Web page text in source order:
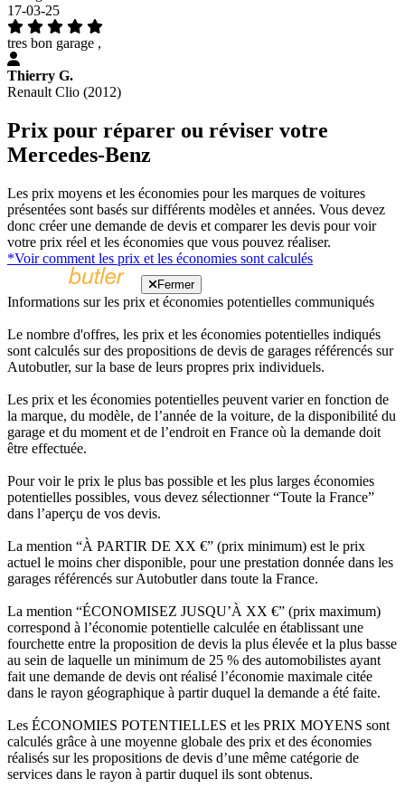
17-03-25
tres bon garage ,
Thierry G.
Renault Clio (2012)
Prix pour réparer ou réviser votre
Mercedes-Benz
Les prix moyens et les économies pour les marques de voitures
présentées sont basés sur différents modèles et années. Vous devez
donc créer une demande de devis et comparer les devis pour voir
votre prix réel et les économies que vous pouvez réaliser.
*Voir comment les prix et les économies sont calculés
Fermer
Informations sur les prix et économies potentielles communiqués
Le nombre d'offres, les prix et les économies potentielles indiqués
sont calculés sur des propositions de devis de garages référencés sur
Autobutler, sur la base de leurs propres prix individuels.
Les prix et les économies potentielles peuvent varier en fonction de
la marque, du modèle, de l’année de la voiture, de la disponibilité du
garage et du moment et de l’endroit en France où la demande doit
être effectuée.
Pour voir le prix le plus bas possible et les plus larges économies
potentielles possibles, vous devez sélectionner “Toute la France”
dans l’aperçu de vos devis.
La mention “À PARTIR DE XX €” (prix minimum) est le prix
actuel le moins cher disponible, pour une prestation donnée dans les
garages référencés sur Autobutler dans toute la France.
La mention “ÉCONOMISEZ JUSQU’À XX €” (prix maximum)
correspond à l’économie potentielle calculée en établissant une
fourchette entre la proposition de devis la plus élevée et la plus basse
au sein de laquelle un minimum de 25 % des automobilistes ayant
fait une demande de devis ont réalisé l’économie maximale citée
dans le rayon géographique à partir duquel la demande a été faite.
Les ÉCONOMIES POTENTIELLES et les PRIX MOYENS sont
calculés grâce à une moyenne globale des prix et des économies
réalisés sur les propositions de devis d’une même catégorie de
services dans le rayon à partir duquel ils sont obtenus.